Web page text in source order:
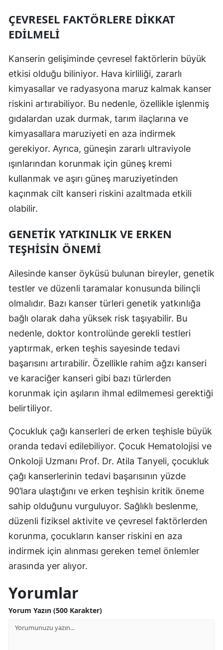
Kastamonu
Kırşehir
Kocaeli
Konya
Kütahya
Malatya
Manisa
Mardin
Muş
Nevşehir
Niğde
Ordu
Rize
Sakarya
Samsun
Sinop
Sivas
Tekirdağ
Tokat
Trabzon
Tunceli
Şanlıurfa
ÇEVRESEL FAKTÖRLERE DIKKAT
EDILMELI
Kanserin gelişiminde çevresel faktörlerin büyük
etkisi olduğu biliniyor. Hava kirliliği, zararlı
kimyasallar ve radyasyona maruz kalmak kanser
riskini artırabiliyor. Bu nedenle, özellikle işlenmiş
gıdalardan uzak durmak, tarım ilaçlarına ve
kimyasallara maruziyeti en aza indirmek
gerekiyor. Ayrıca, güneşin zararlı ultraviyole
ışınlarından korunmak için güneş kremi
kullanmak ve aşırı güneş maruziyetinden
kaçınmak cilt kanseri riskini azaltmada etkili
olabilir.
GENETIK YATKINLIK VE ERKEN
TEŞHISIN ÖNEMI
Ailesinde kanser öyküsü bulunan bireyler, genetik
testler ve düzenli taramalar konusunda bilinçli
olmalıdır. Bazı kanser türleri genetik yatkınlığa
bağlı olarak daha yüksek risk taşıyabilir. Bu
nedenle, doktor kontrolünde gerekli testleri
yaptırmak, erken teşhis sayesinde tedavi
başarısını artırabilir. Özellikle rahim ağzı kanseri
ve karaciğer kanseri gibi bazı türlerden
korunmak için aşıların ihmal edilmemesi gerektiği
belirtiliyor.
Çocukluk çağı kanserleri de erken teşhisle büyük
oranda tedavi edilebiliyor. Çocuk Hematolojisi ve
Onkoloji Uzmanı Prof. Dr. Atila Tanyeli, çocukluk
çağı kanserlerinin tedavi başarısının yüzde
90’lara ulaştığını ve erken teşhisin kritik öneme
sahip olduğunu vurguluyor. Sağlıklı beslenme,
düzenli fiziksel aktivite ve çevresel faktörlerden
korunma, çocukların kanser riskini en aza
indirmek için alınması gereken temel önlemler
arasında yer alıyor.
Yorumlar
Yorum Yazın (500 Karakter)